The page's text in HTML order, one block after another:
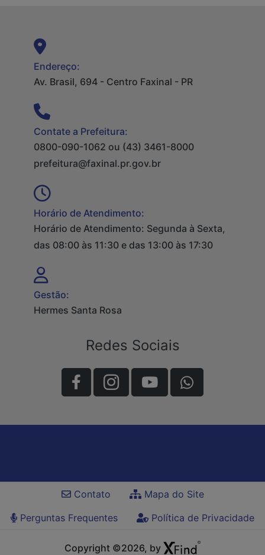
Endereço:
Av. Brasil, 694 - Centro Faxinal - PR
Contate a Prefeitura:
0800-090-1062 ou (43) 3461-8000
prefeitura@faxinal.pr.gov.br
Horário de Atendimento:
Horário de Atendimento: Segunda à Sexta,
das 08:00 às 11:30 e das 13:00 às 17:30
Gestão:
Hermes Santa Rosa
Redes Sociais
Contato
Mapa do Site
Perguntas Frequentes
Política de Privacidade
Copyright ©2026, by